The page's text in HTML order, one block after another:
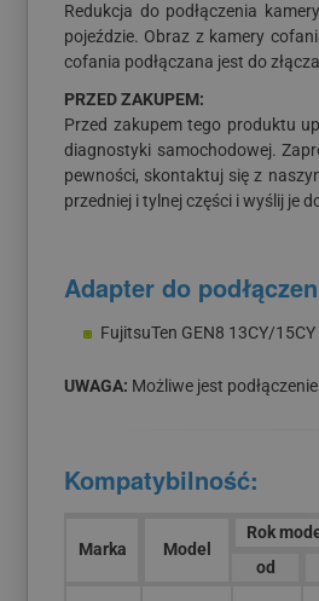
Redukcja do podłączenia
pojeździe. Obraz z kamery
cofania podłączana jest do
PRZED ZAKUPEM:
Przed zakupem tego produktu
diagnostyki samochodowej.
pewności, skontaktuj się z
przedniej i tylnej części i wyślij je
Adapter do
FujitsuTen GEN8 13CY/15CY
UWAGA: Możliwe jest
Kompatybilność:
Marka Model
Rok
od